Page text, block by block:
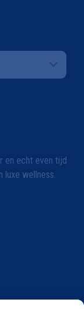
en echt even tijd
luxe wellness.